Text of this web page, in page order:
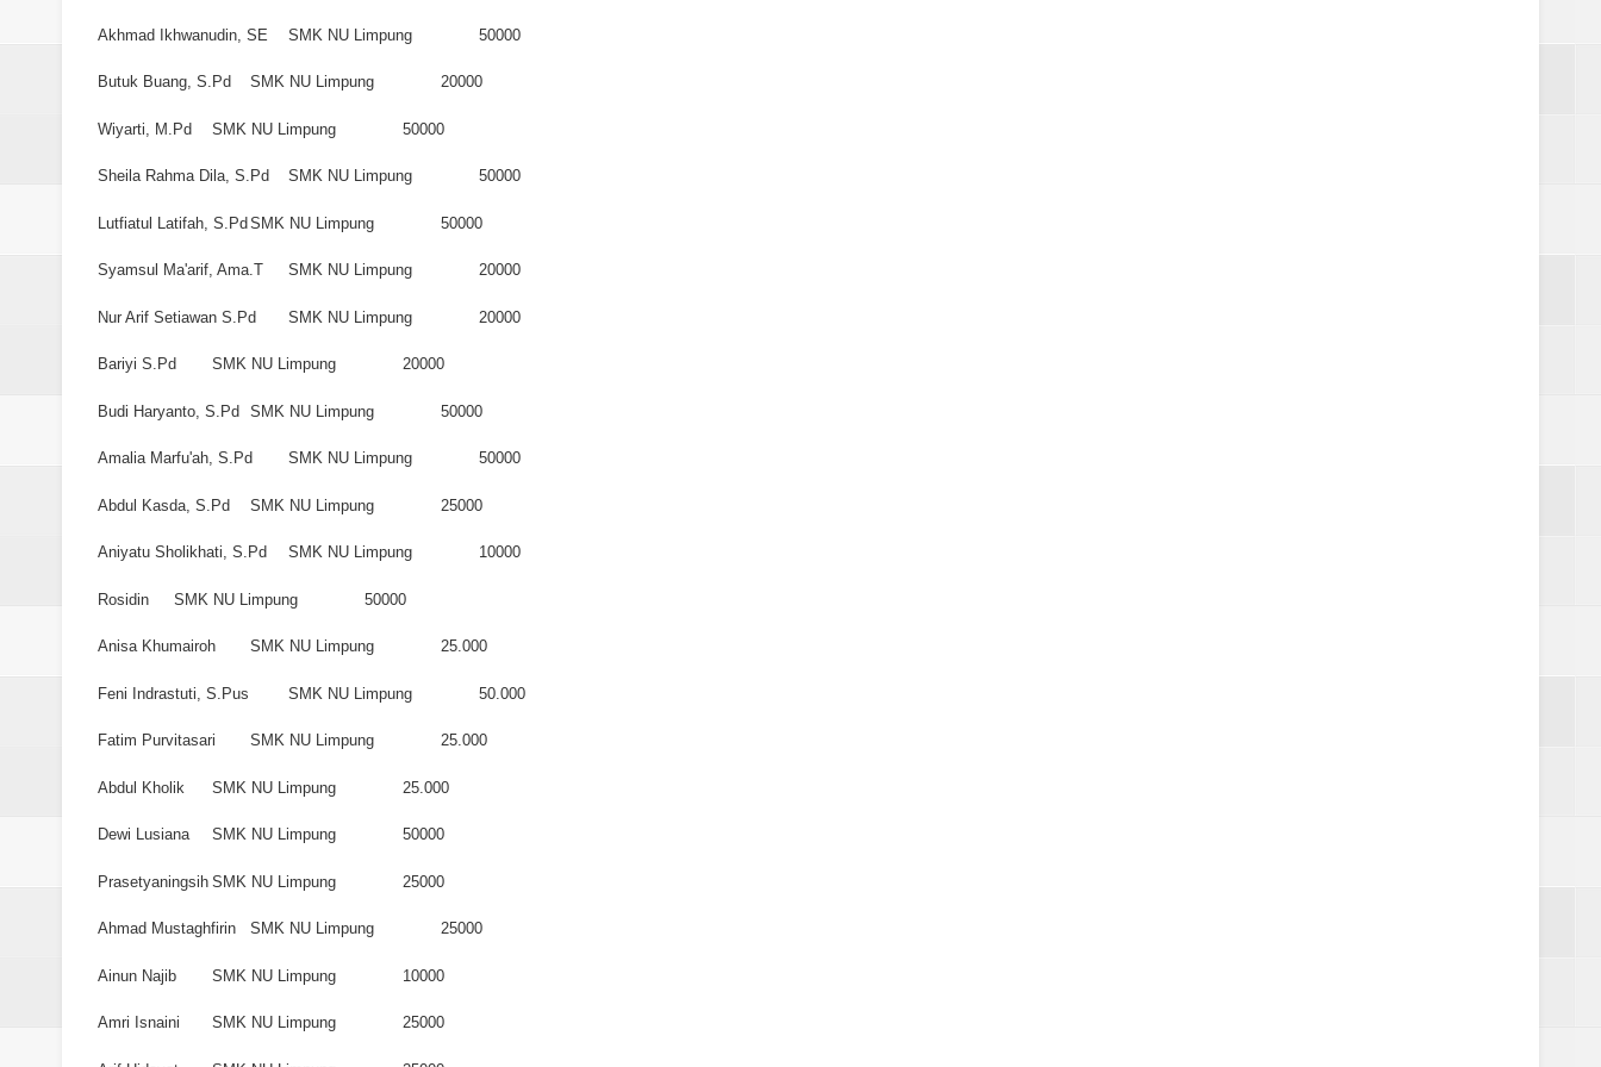
Akhmad Ikhwanudin, SE SMK NU Limpung 50000
Butuk Buang, S.Pd SMK NU Limpung 20000
Wiyarti, M.Pd SMK NU Limpung 50000
Sheila Rahma Dila, S.Pd SMK NU Limpung 50000
Lutfiatul Latifah, S.PdSMK NU Limpung 50000
Syamsul Ma'arif, Ama.T SMK NU Limpung 20000
Nur Arif Setiawan S.Pd SMK NU Limpung 20000
Bariyi S.Pd SMK NU Limpung 20000
Budi Haryanto, S.Pd SMK NU Limpung 50000
Amalia Marfu'ah, S.Pd SMK NU Limpung 50000
Abdul Kasda, S.Pd SMK NU Limpung 25000
Aniyatu Sholikhati, S.Pd SMK NU Limpung 10000
Rosidin SMK NU Limpung 50000
Anisa Khumairoh SMK NU Limpung 25.000
Feni Indrastuti, S.Pus SMK NU Limpung 50.000
Fatim Purvitasari SMK NU Limpung 25.000
Abdul Kholik SMK NU Limpung 25.000
Dewi Lusiana SMK NU Limpung 50000
Prasetyaningsih SMK NU Limpung 25000
Ahmad Mustaghfirin SMK NU Limpung 25000
Ainun Najib SMK NU Limpung 10000
Amri Isnaini SMK NU Limpung 25000